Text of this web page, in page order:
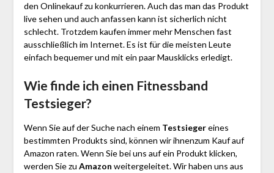
den Onlinekauf zu konkurrieren. Auch das man das Produkt
live sehen und auch anfassen kann ist sicherlich nicht
schlecht. Trotzdem kaufen immer mehr Menschen fast
ausschließlich im Internet. Es ist für die meisten Leute
einfach bequemer und mit ein paar Mausklicks erledigt.
Wie finde ich einen Fitnessband
Testsieger?
Wenn Sie auf der Suche nach einem Testsiegereines
bestimmten Produkts sind, können wir ihnenzum Kauf auf
Amazon raten. Wenn Sie bei uns auf ein Produkt klicken,
werden Sie zu Amazon weitergeleitet. Wir haben uns aus